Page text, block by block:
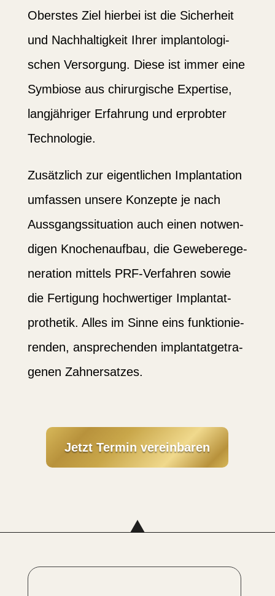
Oberstes Ziel hierbei ist die Sicherheit
und Nachhal­tigkeit Ihrer implan­to­lo­gi­
schen Versorgung. Diese ist immer eine
Symbiose aus chirur­gische Expertise,
langjäh­riger Erfahrung und erprobter
Techno­logie.
Zusätzlich zur eigent­lichen Implan­tation
umfassen unsere Konzepte je nach
Aussgangs­si­tuation auch einen notwen­
digen Knochen­aufbau, die Gewebe­re­ge­
ne­ration mittels PRF-Verfahren sowie
die Fertigung hochwer­tiger Implan­tat­
pro­thetik. Alles im Sinne eins funktio­nie­
renden, anspre­chenden implan­tat­ge­tra­
genen Zahnersatzes.
Jetzt Termin verein­baren